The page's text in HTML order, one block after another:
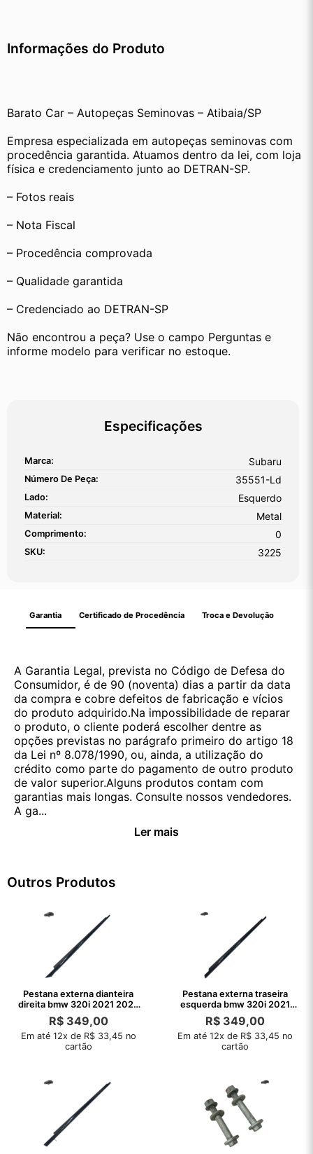
Informações do Produto
Barato Car – Autopeças Seminovas – Atibaia/SP
Empresa especializada em autopeças seminovas com
procedência garantida. Atuamos dentro da lei, com loja
física e credenciamento junto ao DETRAN-SP.
– Fotos reais
– Nota Fiscal
– Procedência comprovada
– Qualidade garantida
– Credenciado ao DETRAN-SP
Não encontrou a peça? Use o campo Perguntas e
informe modelo para verificar no estoque.
Especificações
Marca: Subaru
Número De Peça: 35551-Ld
Lado: Esquerdo
Material: Metal
Comprimento: 0
SKU: 3225
Garantia Certificado de Procedência Troca e Devolução
A Garantia Legal, prevista no Código de Defesa do
Consumidor, é de 90 (noventa) dias a partir da data
da compra e cobre defeitos de fabricação e vícios
do produto adquirido.Na impossibilidade de reparar
o produto, o cliente poderá escolher dentre as
opções previstas no parágrafo primeiro do artigo 18
da Lei nº 8.078/1990, ou, ainda, a utilização do
crédito como parte do pagamento de outro produto
de valor superior.Alguns produtos contam com
garantias mais longas. Consulte nossos vendedores.
A ga...
Ler mais
Outros Produtos
Pestana externa dianteira
direita bmw 320i 2021 2022
2023
R$349,00
Em até 12x de R$ 33,45 no
cartão
Pestana externa traseira
esquerda bmw 320i 2021
2022
R$349,00
Em até 12x de R$ 33,45 no
cartão